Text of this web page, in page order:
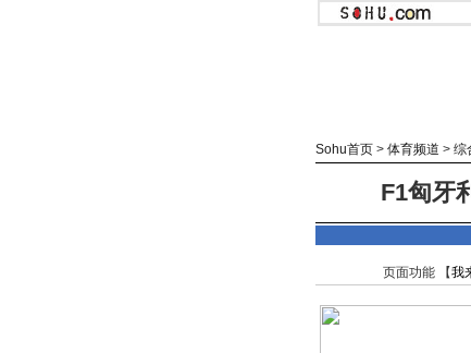
Sohu首页 > 体育频道 > 综
F1匈牙
页面功能 【我